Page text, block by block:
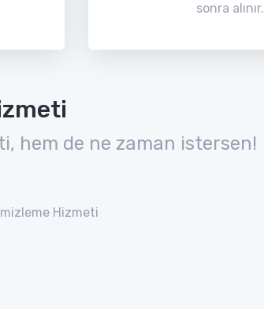
sonra alınır.
hem de ne zaman istersen!